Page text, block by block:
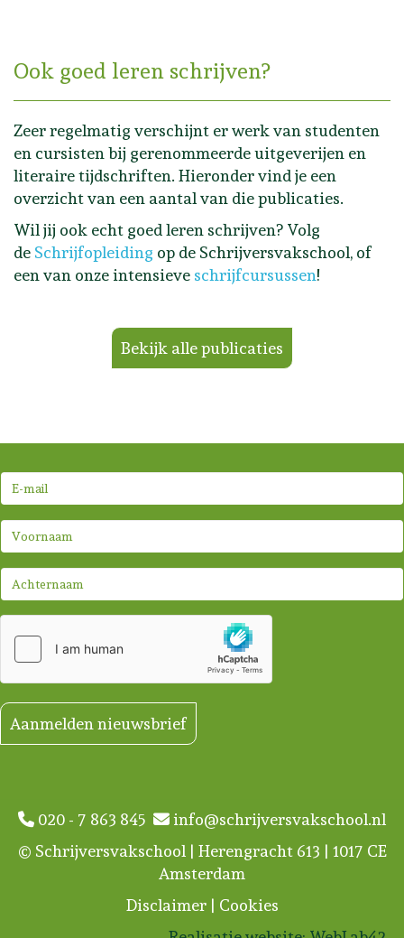
Ook goed leren schrijven?
Zeer regelmatig verschijnt er werk van studenten
en cursisten bij gerenommeerde uitgeverijen en
literaire tijdschriften. Hieronder vind je een
overzicht van een aantal van die publicaties.
Wil jij ook echt goed leren schrijven? Volg
de Schrijfopleiding op de Schrijversvakschool, of
een van onze intensieve schrijfcursussen!
Bekijk alle publicaties
Aanmelden nieuwsbrief
020 - 7 863 845
info@schrijversvakschool.nl
© Schrijversvakschool | Herengracht 613 | 1017 CE
Amsterdam
Disclaimer| Cookies